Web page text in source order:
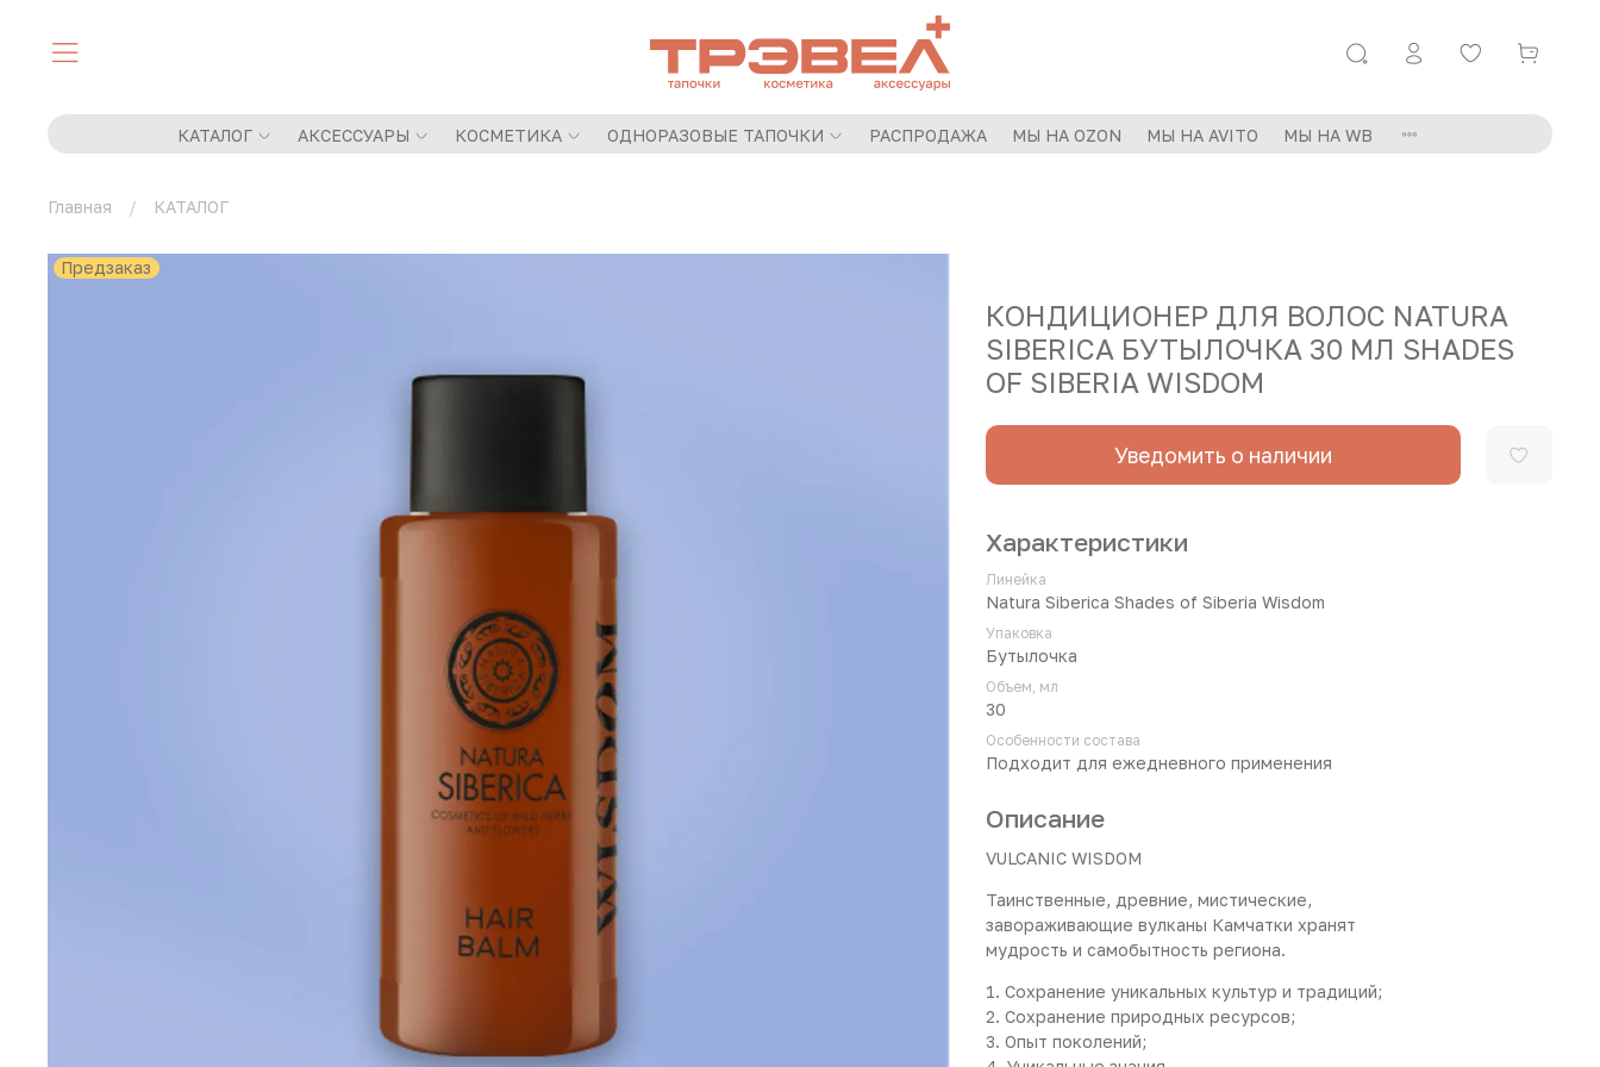
КАТАЛОГ АКСЕССУАРЫ КОСМЕТИКА ОДНОРАЗОВЫЕ ТАПОЧКИ РАСПРОДАЖА МЫ НА OZON МЫ НА AVITO МЫ НА WB
Главная КАТАЛОГ
Предзаказ
КОНДИЦИОНЕР ДЛЯ ВОЛОС NATURA
SIBERICA БУТЫЛОЧКА 30 МЛ SHADES
OF SIBERIA WISDOM
Уведомить о наличии
Характеристики
Линейка
Natura Siberica Shades of Siberia Wisdom
Упаковка
Бутылочка
Объем, мл
30
Особенности состава
Подходит для ежедневного применения
Описание
VULCANIC WISDOM
Таинственные, древние, мистические,
завораживающие вулканы Камчатки хранят
мудрость и самобытность региона.
1. Сохранение уникальных культур и традиций;
2. Сохранение природных ресурсов;
3. Опыт поколений;